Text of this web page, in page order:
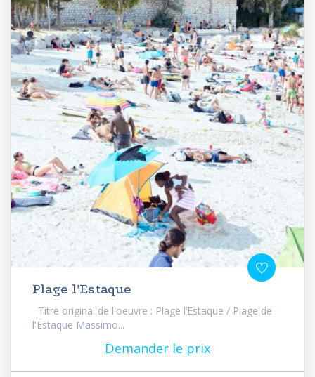
Plage l’Estaque
Titre original de l'oeuvre : Plage l’Estaque / Plage de
l'Estaque Massimo...
Demander le prix